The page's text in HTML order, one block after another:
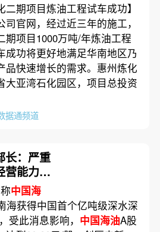
二期项目炼油工程试车成功】
官网，经过近三年的施工，
期项目1000万吨/年炼油工程
成功将更好地满足华南地区乃
品快速增长的需求。惠州炼化
大亚湾石化园区，项目总投资
据通频道
长：严重
营能力的
该重组
中国海
海获得中国首个亿吨级深水深
受此消息影响， 中国海油A股